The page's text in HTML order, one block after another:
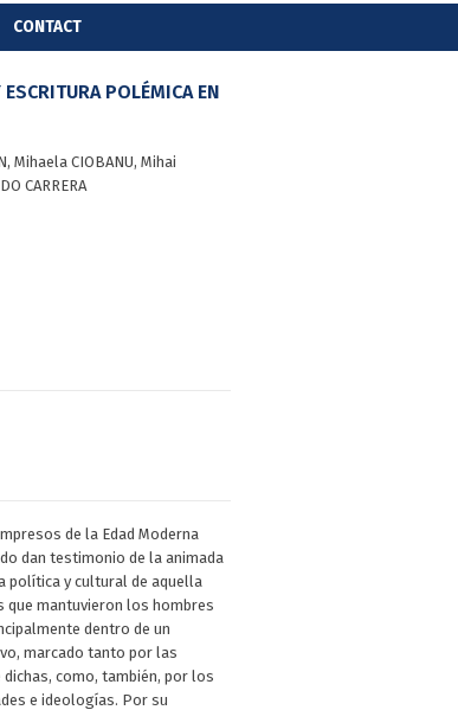
CONTACT
POLÉMICA EN
Mihaela CIOBANU, Mihai
CARRERA
de la Edad Moderna
dan testimonio de la animada
política y cultural de aquella
que mantuvieron los hombres
dentro de un
marcado tanto por las
como, también, por los
e ideologías. Por su